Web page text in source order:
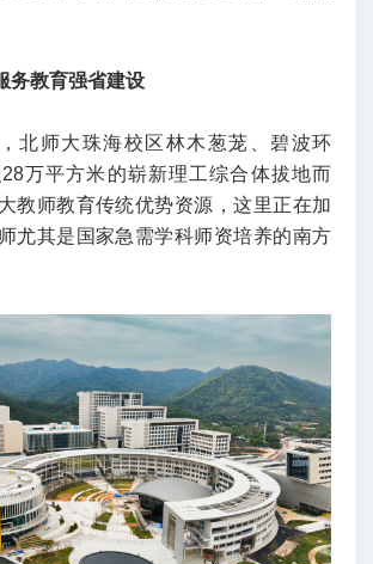
务教育强省建设
北师大珠海校区林木葱茏、碧波环
万平方米的崭新理工综合体拔地而
教师教育传统优势资源，这里正在加
尤其是国家急需学科师资培养的南方